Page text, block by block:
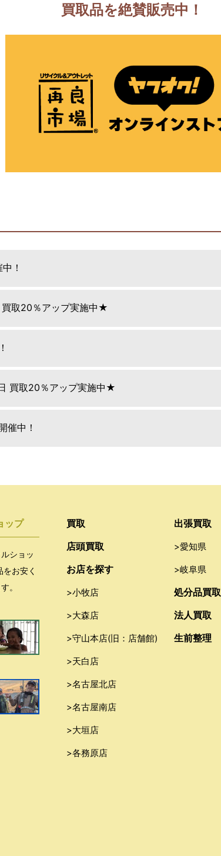
買取品を絶賛販売中！
！
買取20％アップ実施中★
買取20％アップ実施中★
催中！
ップ
ショッ
お安く
。
買取
店頭買取
お店を探す
>小牧店
>大森店
>守山本店(旧：店舗館)
>天白店
>名古屋北店
>名古屋南店
>大垣店
>各務原店
出張買取
>愛知県
>岐阜県
処分品買取
法人買取
生前整理